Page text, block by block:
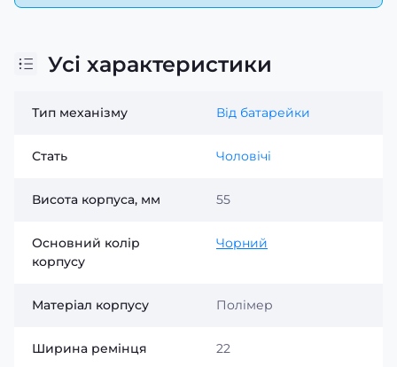
Усі характеристики
Тип механізму Від батарейки
Стать Чоловічі
Висота корпуса, мм 55
Основний колір
корпусу
Чорний
Матеріал корпусу Полімер
Ширина ремінця 22